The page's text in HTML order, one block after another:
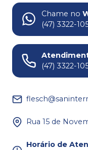
Chame no
(47) 3322-
(47) 3322-
Rua 15 de
Horário de